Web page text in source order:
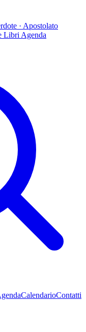
· Apostolato
Libri Agenda
CalendarioContatti